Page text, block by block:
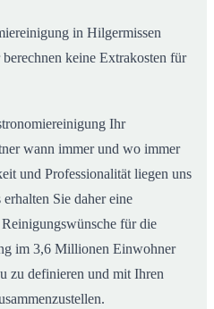
in Hilgermissen
keine Extrakosten für
Ihr
wann immer und wo immer
und Professionalität liegen uns
Sie daher eine
für die
im 3,6 Millionen Einwohner
zu definieren und mit Ihren